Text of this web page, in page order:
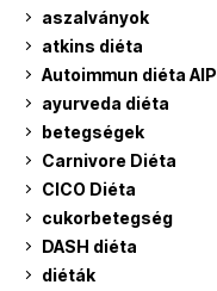
aszalványok
atkins diéta
Autoimmun diéta AIP
ayurveda diéta
betegségek
Carnivore Diéta
CICO Diéta
cukorbetegség
DASH diéta
diéták